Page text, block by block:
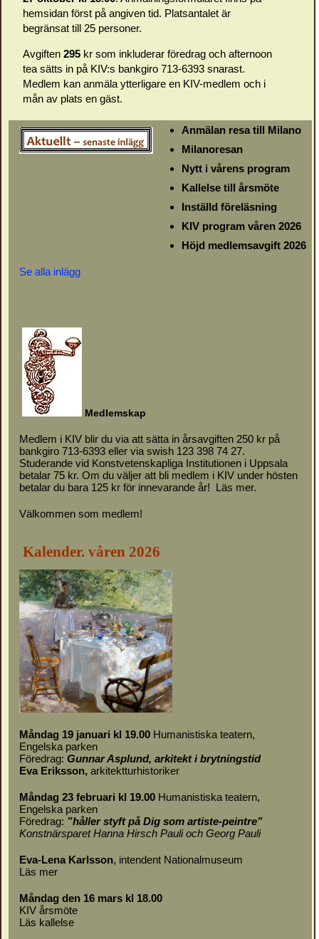
hemsidan först på angiven tid. Platsantalet är
begränsat till 25 personer.
Avgiften 295 kr som inkluderar föredrag och afternoon
tea sätts in på KIV:s bankgiro 713-6393 snarast.
Medlem kan anmäla ytterligare en KIV-medlem och i
mån av plats en gäst.
Anmälan resa till Milano
Milanoresan
Nytt i vårens program
Kallelse till årsmöte
Inställd föreläsning
KIV program våren 2026
Höjd medlemsavgift 2026
Se alla inlägg
Medlemskap
Medlem i KIV blir du via att sätta in årsavgiften 250 kr på
bankgiro 713-6393 eller via swish 123 398 74 27.
Studerande vid Konstvetenskapliga Institutionen i Uppsala
betalar 75 kr. Om du väljer att bli medlem i KIV under hösten
betalar du bara 125 kr för innevarande år! Läs mer.
Välkommen som medlem!
Kalender. våren 2026
Måndag 19 januari kl 19.00 Humanistiska teatern,
Engelska parken
Föredrag: Gunnar Asplund, arkitekt i brytningstid
Eva Eriksson, arkitektturhistoriker
Måndag 23 februari kl 19.00 Humanistiska teatern,
Engelska parken
Föredrag: ”håller styft på Dig som artiste-peintre”
Konstnärsparet Hanna Hirsch Pauli och Georg Pauli
Eva-Lena Karlsson, intendent Nationalmuseum
Läs mer
Måndag den 16 mars kl 18.00
KIV årsmöte
Läs kallelse